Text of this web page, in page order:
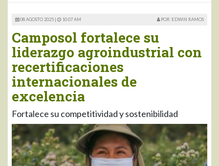
08 AGOSTO 2025 | 10:07 AM POR: EDWIN RAMOS
Camposol fortalece su
liderazgo agroindustrial con
recertificaciones
internacionales de
excelencia
Fortalece su competitividad y sostenibilidad